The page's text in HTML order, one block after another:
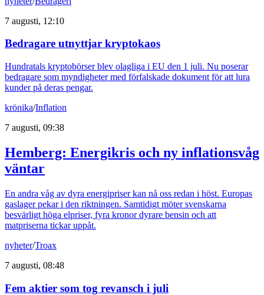
7 augusti, 12:10
Bedragare utnyttjar kryptokaos
Hundratals kryptobörser blev olagliga i EU den 1 juli. Nu poserar
bedragare som myndigheter med förfalskade dokument för att lura
kunder på deras pengar.
krönika/Inflation
7 augusti, 09:38
Hemberg: Energikris och ny inflationsvåg
väntar
En andra våg av dyra energipriser kan nå oss redan i höst. Europas
gaslager pekar i den riktningen. Samtidigt möter svenskarna
besvärligt höga elpriser, fyra kronor dyrare bensin och att
matpriserna tickar uppåt.
nyheter/Troax
7 augusti, 08:48
Fem aktier som tog revansch i juli